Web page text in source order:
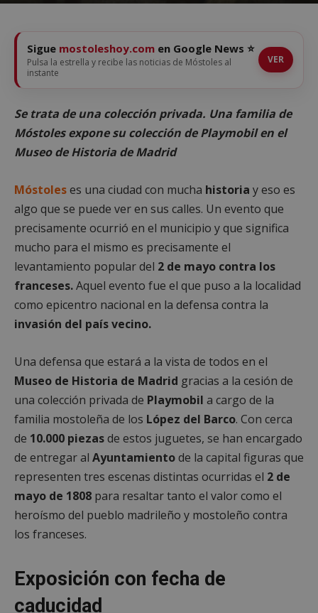
Sigue mostoleshoy.com en Google News ⭐
Pulsa la estrella y recibe las noticias de Móstoles al
instante
VER
Se trata de una colección privada. Una familia de
Móstoles expone su colección de Playmobil en el
Museo de Historia de Madrid
Móstoleses una ciudad con mucha historia y eso es
algo que se puede ver en sus calles. Un evento que
precisamente ocurrió en el municipio y que significa
mucho para el mismo es precisamente el
levantamiento popular del 2 de mayo contra los
franceses.Aquel evento fue el que puso a la localidad
como epicentro nacional en la defensa contra la
invasión del país vecino.
Una defensa que estará a la vista de todos en el
Museo de Historia de Madrid gracias a la cesión de
una colección privada de Playmobil a cargo de la
familia mostoleña de los López del Barco. Con cerca
de 10.000 piezasde estos juguetes, se han encargado
de entregar al Ayuntamientode la capital figuras que
representen tres escenas distintas ocurridas el 2 de
mayo de 1808 para resaltar tanto el valor como el
heroísmo del pueblo madrileño y mostoleño contra
los franceses.
Exposición con fecha de
caducidad